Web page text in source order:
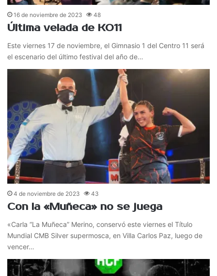
16 de noviembre de 2023 48
Última velada de KO11
Este viernes 17 de noviembre, el Gimnasio 1 del Centro 11 será
el escenario del último festival del año de…
4 de noviembre de 2023 43
Con la «Muñeca» no se juega
«Carla “La Muñeca” Merino, conservó este viernes el Título
Mundial CMB Silver supermosca, en Villa Carlos Paz, luego de
vencer…